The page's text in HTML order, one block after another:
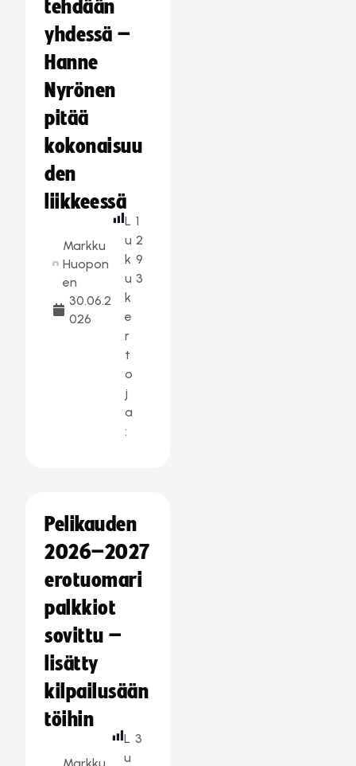
tehdään
yhdessä –
Hanne
Nyrönen
pitää
kokonaisuu
den
liikkeessä
Markku
Huopon
en
30.06.2
026
L
u
k
u
k
e
r
t
o
j
a
:
1
2
9
3
Pelikauden
2026–2027
erotuomari
palkkiot
sovittu –
lisätty
kilpailusään
töihin
L
u
3